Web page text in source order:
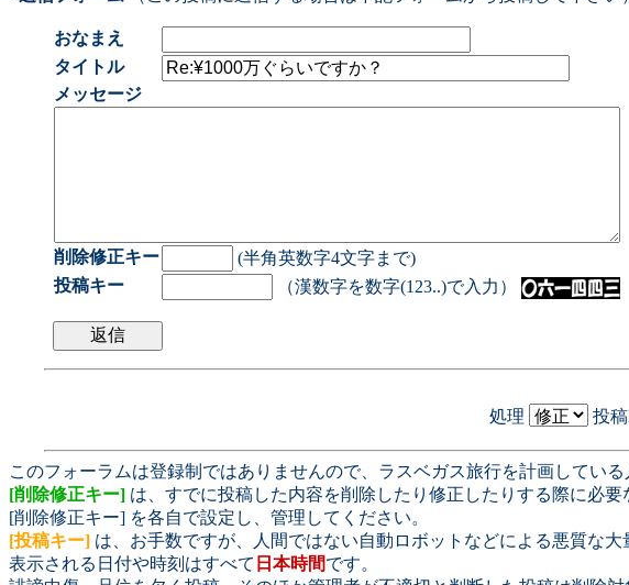
おなまえ
タイトル
メッセージ
削除修正キー
(半角英数字4文字まで)
投稿キー
（漢数字を数字(123..)で入力）
処理
投
このフォーラムは登録制ではありませんので、ラスベガス旅行を計画してい
[削除修正キー] は、すでに投稿した内容を削除したり修正したりする際に必
[削除修正キー] を各自で設定し、管理してください。
[投稿キー] は、お手数ですが、人間ではない自動ロボットなどによる悪質な
表示される日付や時刻はすべて 日本時間です。